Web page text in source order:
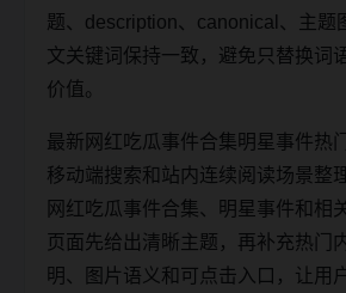
题、description、canonical、主题
文关键词保持一致，避免只替换词
价值。
最新网红吃瓜事件合集明星事件热
移动端搜索和站内连续阅读场景整
网红吃瓜事件合集、明星事件和相
页面先给出清晰主题，再补充热门
明、图片语义和可点击入口，让用